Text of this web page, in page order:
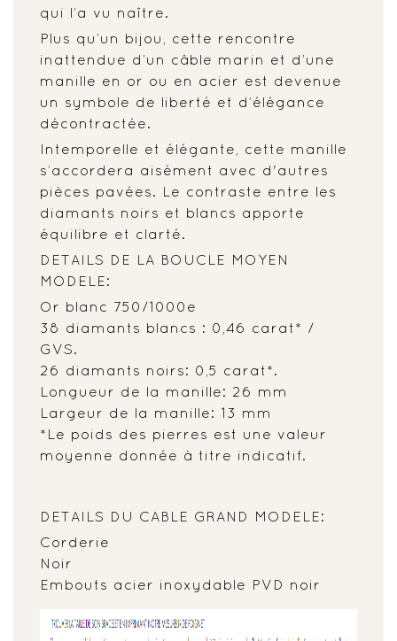
qui l’a vu naître.
Plus qu’un bijou, cette rencontre
inattendue d’un câble marin et d’une
manille en or ou en acier est devenue
un symbole de liberté et d’élégance
décontractée.
Intemporelle et élégante, cette manille
s’accordera aisément avec d'autres
pièces pavées. Le contraste entre les
diamants noirs et blancs apporte
équilibre et clarté.
DETAILS DE LA BOUCLE MOYEN
MODELE:
Or blanc 750/1000e
38 diamants blancs : 0,46 carat* /
GVS.
26 diamants noirs: 0,5 carat*.
Longueur de la manille: 26 mm
Largeur de la manille: 13 mm
*Le poids des pierres est une valeur
moyenne donnée à titre indicatif.
DETAILS DU CABLE GRAND MODELE:
Corderie
Noir
Embouts acier inoxydable PVD noir